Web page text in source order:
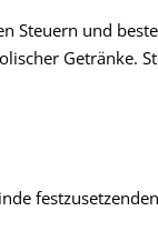
Steuern und
Getränke.